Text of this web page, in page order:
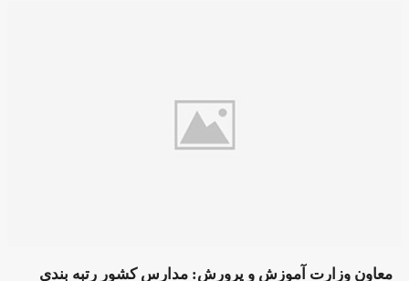
معاون وزارت آموزش و پرورش: مدارس کشور رتبه بندی